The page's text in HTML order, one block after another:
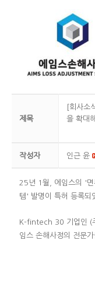
제목
[회사소
을 확대
작성자 인근 윤
25년 1월, 에임스의 '면
템' 발명이 특허 등록되
K-fintech 30 기업인 (
임스 손해사정의 전문